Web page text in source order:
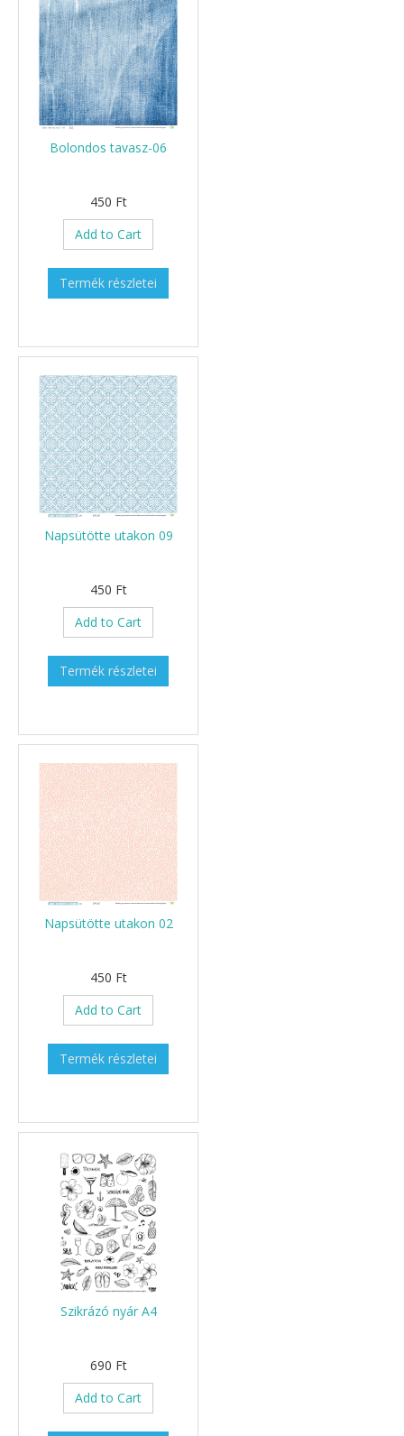
Bolondos tavasz-06
450 Ft
Add to Cart
Termék részletei
Napsütötte utakon 09
450 Ft
Add to Cart
Termék részletei
Napsütötte utakon 02
450 Ft
Add to Cart
Termék részletei
Szikrázó nyár A4
690 Ft
Add to Cart